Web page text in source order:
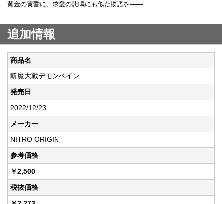
黄金の黄昏に、求愛の悲鳴にも似た物語を――
追加情報
商品名
斬魔大戰デモンベイン
発売日
2022/12/23
メーカー
NITRO ORIGIN
参考価格
￥2,500
税抜価格